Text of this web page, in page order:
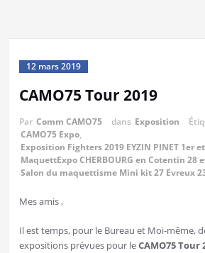
12 mars 2019
CAMO75 Tour 2019
Par Comm CAMO75 dans Exposition
CAMO75 Expo,
Exposition Fighters 2019 EYZIN PINET 1er
MaquettExpo CHERBOURG en Cotentin 28
Salon du maquettisme Mini kit 27 Evreux
Mes amis ,
Il est temps, pour le Bureau et Moi-même,
expositions prévues pour leCAMO75 Tour